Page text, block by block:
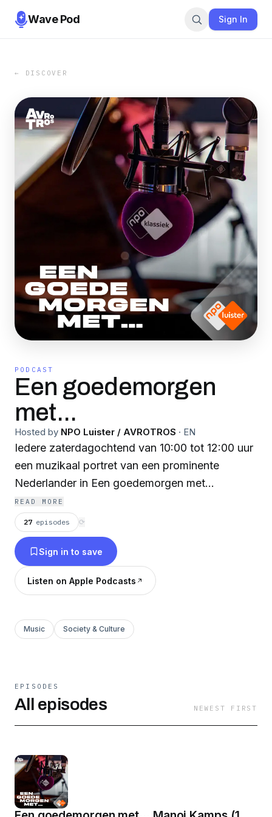
Wave Pod Sign In
← DISCOVER
PODCAST
Een goedemorgen
met...
Hosted by NPO Luister / AVROTROS · EN
Iedere zaterdagochtend van 10:00 tot 12:00 uur
een muzikaal portret van een prominente
Nederlander in Een goedemorgen met...
READ MORE
27 episodes ⟳
Sign in to save
Listen on Apple Podcasts
Music Society & Culture
EPISODES
All episodes NEWEST FIRST